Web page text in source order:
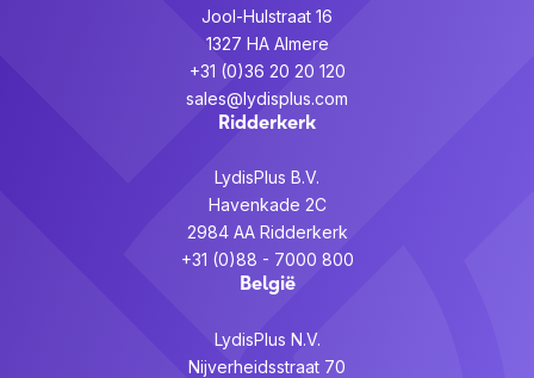
Jool-Hulstraat 16
1327 HA Almere
+31 (0)36 20 20 120
sales@lydisplus.com
Ridderkerk
LydisPlus B.V.
Havenkade 2C
2984 AA Ridderkerk
+31 (0)88 - 7000 800
België
LydisPlus N.V.
Nijverheidsstraat 70